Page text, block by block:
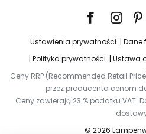
Ustawienia prywatności Dane
Polityka prywatności
Ustawa
Ceny RRP (Recommended Retail
przez producenta cenom
Ceny zawierają 23 % podatku VAT.
© 2026